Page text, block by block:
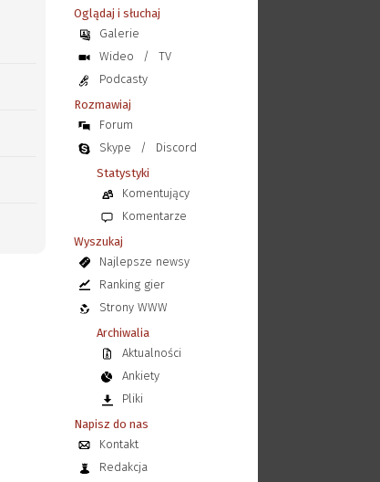
Oglądaj i słuchaj
Galerie
Wideo
/
TV
Podcasty
Rozmawiaj
Forum
Skype
/
Discord
Statystyki
Komentujący
Komentarze
Wyszukaj
Najlepsze newsy
Ranking gier
Strony WWW
Archiwalia
Aktualności
Ankiety
Pliki
Napisz do nas
Kontakt
Redakcja